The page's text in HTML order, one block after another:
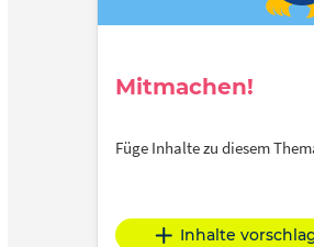
Mitmachen!
Füge Inhalte zu diesem
Inhalte